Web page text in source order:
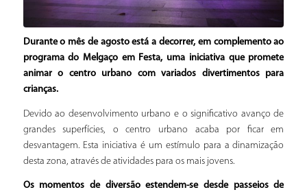
Durante o mês de agosto está a decorrer, em complemento ao
programa do Melgaço em Festa, uma iniciativa que promete
animar o centro urbano com variados divertimentos para
crianças.
Devido ao desenvolvimento urbano e o significativo avanço de
grandes superfícies, o centro urbano acaba por ficar em
desvantagem. Esta iniciativa é um estímulo para a dinamização
desta zona, através de atividades para os mais jovens.
Os momentos de diversão estendem-se desde passeios de